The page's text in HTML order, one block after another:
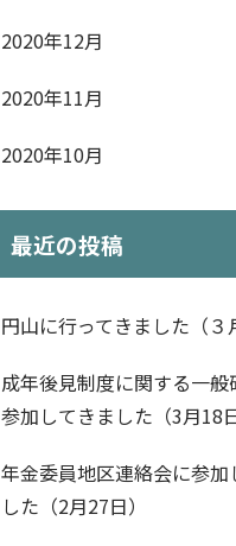
2020年12月
2020年11月
2020年10月
最近の投稿
円山に行ってきました（３
成年後見制度に関する一般
参加してきました（3月18日
年金委員地区連絡会に参加
した（2月27日）